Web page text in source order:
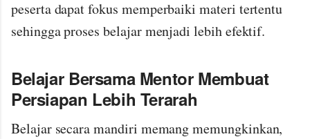
peserta dapat fokus memperbaiki materi tertentu
sehingga proses belajar menjadi lebih efektif.
Belajar Bersama Mentor Membuat
Persiapan Lebih Terarah
Belajar secara mandiri memang memungkinkan,